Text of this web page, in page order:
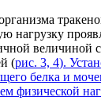
нагрузку
величиной
(рис. 3, 4).
белка и
физической